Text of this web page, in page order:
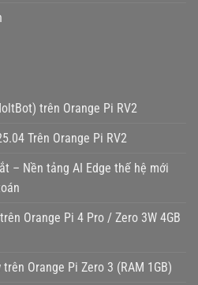
trên Orange Pi RV2
Trên Orange Pi RV2
– Nền tảng AI Edge thế hệ mới
Orange Pi 4 Pro / Zero 3W 4GB
Orange Pi Zero 3 (RAM 1GB)